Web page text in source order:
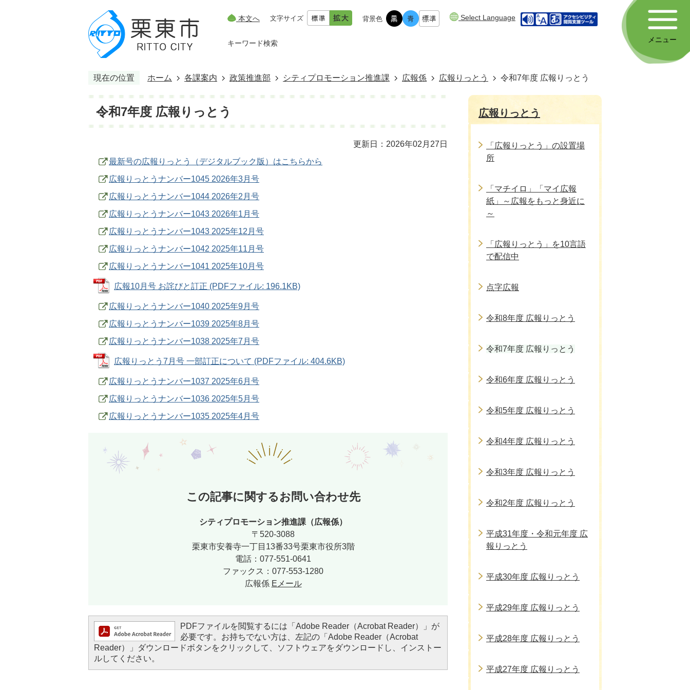
本文へ 文字サイズ 背景色 Select Language
キーワード検索 メニュー
現在の位置 ホーム 各課案内 政策推進部 シティプロモーション推進課 広報係 広報りっとう 令和7年度 広報りっとう
令和7年度 広報りっとう
更新日：2026年02月27日
最新号の広報りっとう（デジタルブック版）はこちらから
広報りっとうナンバー1045 2026年3月号
広報りっとうナンバー1044 2026年2月号
広報りっとうナンバー1043 2026年1月号
広報りっとうナンバー1043 2025年12月号
広報りっとうナンバー1042 2025年11月号
広報りっとうナンバー1041 2025年10月号
広報10月号 お詫びと訂正 (PDFファイル: 196.1KB)
広報りっとうナンバー1040 2025年9月号
広報りっとうナンバー1039 2025年8月号
広報りっとうナンバー1038 2025年7月号
広報りっとう7月号 一部訂正について (PDFファイル: 404.6KB)
広報りっとうナンバー1037 2025年6月号
広報りっとうナンバー1036 2025年5月号
広報りっとうナンバー1035 2025年4月号
この記事に関するお問い合わせ先
シティプロモーション推進課（広報係）
〒520-3088
栗東市安養寺一丁目13番33号栗東市役所3階
電話：077-551-0641
ファックス：077-553-1280
広報係 Eメール
PDFファイルを閲覧するには「Adobe Reader（Acrobat Reader）」が
必要です。お持ちでない方は、左記の「Adobe Reader（Acrobat
Reader）」ダウンロードボタンをクリックして、ソフトウェアをダウンロードし、インストー
ルしてください。
広報りっとう
「広報りっとう」の設置場
所
「マチイロ」「マイ広報
紙」～広報をもっと身近に
～
「広報りっとう」を10言語
で配信中
点字広報
令和8年度 広報りっとう
令和7年度 広報りっとう
令和6年度 広報りっとう
令和5年度 広報りっとう
令和4年度 広報りっとう
令和3年度 広報りっとう
令和2年度 広報りっとう
平成31年度・令和元年度 広
報りっとう
平成30年度 広報りっとう
平成29年度 広報りっとう
平成28年度 広報りっとう
平成27年度 広報りっとう